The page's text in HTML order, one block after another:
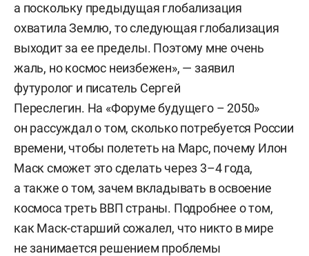
а поскольку предыдущая глобализация
охватила Землю, то следующая глобализация
выходит за ее пределы. Поэтому мне очень
жаль, но космос неизбежен», — заявил
футуролог и писатель Сергей
Переслегин. На «Форуме будущего – 2050»
он рассуждал о том, сколько потребуется России
времени, чтобы полететь на Марс, почему Илон
Маск сможет это сделать через 3–4 года,
а также о том, зачем вкладывать в освоение
космоса треть ВВП страны. Подробнее о том,
как Маск-старший сожалел, что никто в мире
не занимается решением проблемы